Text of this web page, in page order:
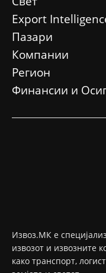
Еxport
Пазари
Компании
Регион
Финансии и
Извоз.МК е
извозот и извозните
како транспорт,